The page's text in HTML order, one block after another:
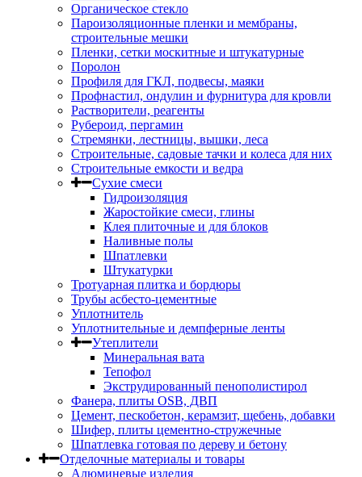
Органическое стекло
Пароизоляционные пленки и мембраны,
строительные мешки
Пленки, сетки москитные и штукатурные
Поролон
Профиля для ГКЛ, подвесы, маяки
Профнастил, ондулин и фурнитура для кровли
Растворители, реагенты
Рубероид, пергамин
Стремянки, лестницы, вышки, леса
Строительные, садовые тачки и колеса для них
Строительные емкости и ведра
Сухие смеси
Гидроизоляция
Жаростойкие смеси, глины
Клея плиточные и для блоков
Наливные полы
Шпатлевки
Штукатурки
Тротуарная плитка и бордюры
Трубы асбесто-цементные
Уплотнитель
Уплотнительные и демпферные ленты
Утеплители
Минеральная вата
Тепофол
Экструдированный пенополистирол
Фанера, плиты OSB, ДВП
Цемент, пескобетон, керамзит, щебень, добавки
Шифер, плиты цементно-стружечные
Шпатлевка готовая по дереву и бетону
Отделочные материалы и товары
Алюминевые изделия